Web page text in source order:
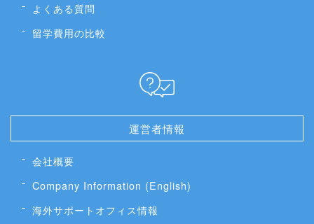
よくある質問
留学費用の比較
運営者情報
会社概要
Company Information (English)
海外サポートオフィス情報